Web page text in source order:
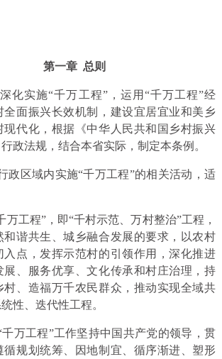
第一章 总则
化实施“千万工程”，运用“千万工程”经
全面振兴长效机制，建设宜居宜业和美乡
现代化，根据《中华人民共和国乡村振兴
政法规，结合本省实际，制定本条例。
政区域内实施“千万工程”的相关活动，适
万工程”，即“千村示范、万村整治”工程，
和谐共生、城乡融合发展的要求，以农村
入点，发挥示范村的引领作用，深化推进
展、服务优享、文化传承和村庄治理，持
村、造福万千农民群众，推动实现全域共
性、迭代性工程。
千万工程”工作坚持中国共产党的领导，贯
循规划统筹、因地制宜、循序渐进、塑形